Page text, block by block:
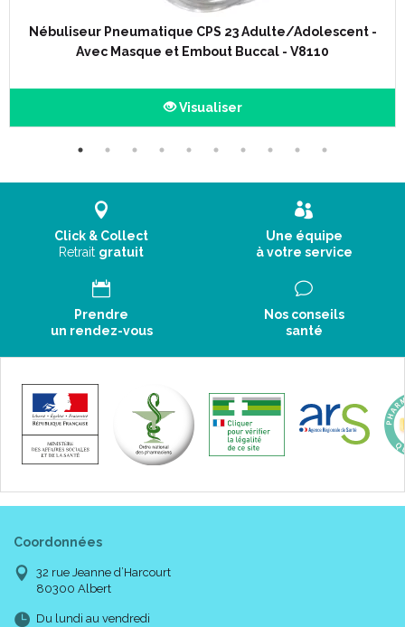
HOUSSE POLYMAILLE® :
Totalement respirante et imperméabilisée.
Enduction de Polyuréthane anallergique sur jersey polyester
traité antibactérien, antimicrobien, antifongique.
POLYMAILLE® est :
Bi-extensible, permettant ainsi de réduire les effets de
cisaillements et de frictions.
Egalement imperméabilisée pour une hygiène maîtrisée.
Lavable à 95°C, décontamination par produit de
pulvérisation à froid.
MICROBILLES EN POLYSTYRÈNE EXPANSÉ
Matériau utilisé très léger : des microbilles en polystyrène
expansé de très faible granulométrie pour un meilleur
confort et une grande adaptabilité des supports à la
Traitement d’ ignifugation (sécurité feu).
Nébuliseur Pneumatique CPS 23 Adulte/Adolescent -
Avec Masque et Embout Buccal - V8110
Visualiser
Click & Collect
Retrait gratuit
Une équipe
à votre service
Prendre
un rendez-vous
Nos conseils
santé
Coordonnées
32 rue Jeanne d’Harcourt
80300 Albert
Du lundi au vendredi